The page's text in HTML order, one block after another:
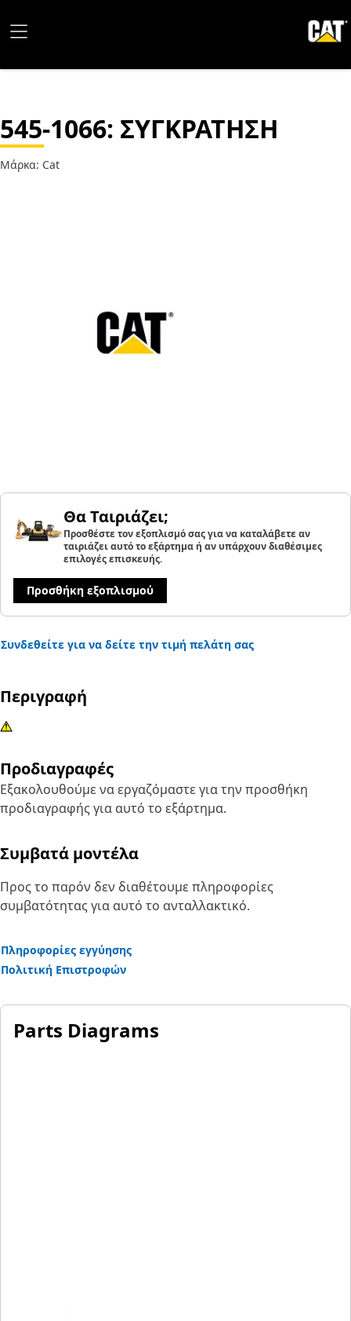
545-1066: ΣΥΓΚΡΑΤΗΣΗ
Μάρκα: Cat
Θα Ταιριάζει;
Προσθέστε τον εξοπλισμό σας για να καταλάβετε αν
ταιριάζει αυτό το εξάρτημα ή αν υπάρχουν διαθέσιμες
επιλογές επισκευής.
Προσθήκη εξοπλισμού
Συνδεθείτε για να δείτε την τιμή πελάτη σας
Περιγραφή
Προδιαγραφές
Εξακολουθούμε να εργαζόμαστε για την προσθήκη
προδιαγραφής για αυτό το εξάρτημα.
Συμβατά μοντέλα
Προς το παρόν δεν διαθέτουμε πληροφορίες
συμβατότητας για αυτό το ανταλλακτικό.
Πληροφορίες εγγύησης
Πολιτική Επιστροφών
Parts Diagrams